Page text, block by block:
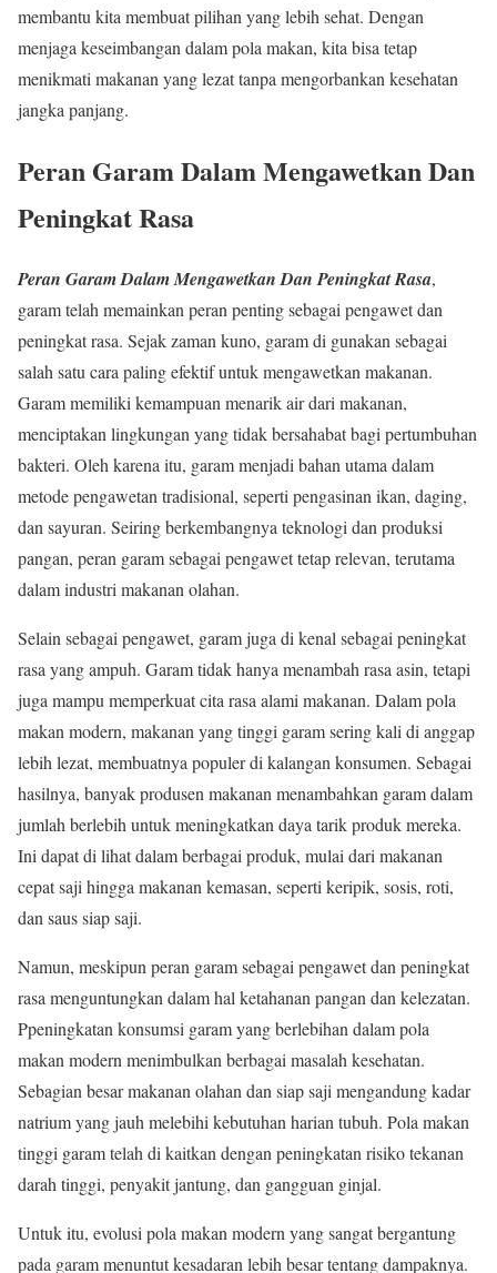
membantu kita membuat pilihan yang lebih sehat. Dengan
menjaga keseimbangan dalam pola makan, kita bisa tetap
menikmati makanan yang lezat tanpa mengorbankan kesehatan
jangka panjang.
Peran Garam Dalam Mengawetkan Dan
Peningkat Rasa
Peran Garam Dalam Mengawetkan Dan Peningkat Rasa,
garam telah memainkan peran penting sebagai pengawet dan
peningkat rasa. Sejak zaman kuno, garam di gunakan sebagai
salah satu cara paling efektif untuk mengawetkan makanan.
Garam memiliki kemampuan menarik air dari makanan,
menciptakan lingkungan yang tidak bersahabat bagi pertumbuhan
bakteri. Oleh karena itu, garam menjadi bahan utama dalam
metode pengawetan tradisional, seperti pengasinan ikan, daging,
dan sayuran. Seiring berkembangnya teknologi dan produksi
pangan, peran garam sebagai pengawet tetap relevan, terutama
dalam industri makanan olahan.
Selain sebagai pengawet, garam juga di kenal sebagai peningkat
rasa yang ampuh. Garam tidak hanya menambah rasa asin, tetapi
juga mampu memperkuat cita rasa alami makanan. Dalam pola
makan modern, makanan yang tinggi garam sering kali di anggap
lebih lezat, membuatnya populer di kalangan konsumen. Sebagai
hasilnya, banyak produsen makanan menambahkan garam dalam
jumlah berlebih untuk meningkatkan daya tarik produk mereka.
Ini dapat di lihat dalam berbagai produk, mulai dari makanan
cepat saji hingga makanan kemasan, seperti keripik, sosis, roti,
dan saus siap saji.
Namun, meskipun peran garam sebagai pengawet dan peningkat
rasa menguntungkan dalam hal ketahanan pangan dan kelezatan.
Ppeningkatan konsumsi garam yang berlebihan dalam pola
makan modern menimbulkan berbagai masalah kesehatan.
Sebagian besar makanan olahan dan siap saji mengandung kadar
natrium yang jauh melebihi kebutuhan harian tubuh. Pola makan
tinggi garam telah di kaitkan dengan peningkatan risiko tekanan
darah tinggi, penyakit jantung, dan gangguan ginjal.
Untuk itu, evolusi pola makan modern yang sangat bergantung
pada garam menuntut kesadaran lebih besar tentang dampaknya.